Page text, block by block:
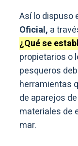
Así lo dispuso
Oficial, a
¿Qué se
propietarios o
pesqueros
herramientas
de aparejos
materiales de
mar.